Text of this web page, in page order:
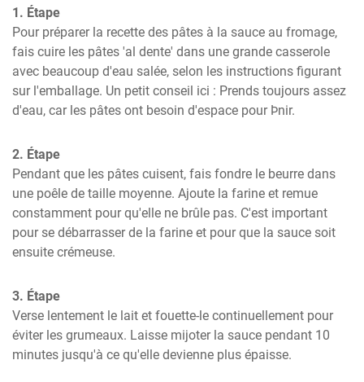
1. Étape
Pour préparer la recette des pâtes à la sauce au fromage,
fais cuire les pâtes 'al dente' dans une grande casserole
avec beaucoup d'eau salée, selon les instructions figurant
sur l'emballage. Un petit conseil ici : Prends toujours assez
d'eau, car les pâtes ont besoin d'espace pour Þnir.
2. Étape
Pendant que les pâtes cuisent, fais fondre le beurre dans
une poêle de taille moyenne. Ajoute la farine et remue
constamment pour qu'elle ne brûle pas. C'est important
pour se débarrasser de la farine et pour que la sauce soit
ensuite crémeuse.
3. Étape
Verse lentement le lait et fouette-le continuellement pour
éviter les grumeaux. Laisse mijoter la sauce pendant 10
minutes jusqu'à ce qu'elle devienne plus épaisse.